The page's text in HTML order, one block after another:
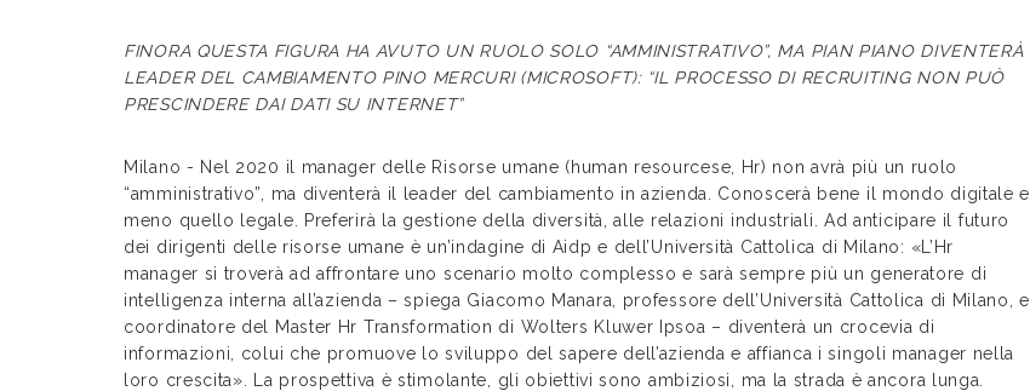
FINORA QUESTA FIGURA HA AVUTO UN RUOLO SOLO “AMMINISTRATIVO”, MA PIAN PIANO DIVENTERÀ
LEADER DEL CAMBIAMENTO PINO MERCURI (MICROSOFT): “IL PROCESSO DI RECRUITING NON PUÒ
PRESCINDERE DAI DATI SU INTERNET”
Milano - Nel 2020 il manager delle Risorse umane (human resourcese, Hr) non avrà più un ruolo
“amministrativo”, ma diventerà il leader del cambiamento in azienda. Conoscerà bene il mondo digitale e
meno quello legale. Preferirà la gestione della diversità, alle relazioni industriali. Ad anticipare il futuro
dei dirigenti delle risorse umane è un’indagine di Aidp e dell’Università Cattolica di Milano: «L’Hr
manager si troverà ad affrontare uno scenario molto complesso e sarà sempre più un generatore di
intelligenza interna all’azienda – spiega Giacomo Manara, professore dell’Università Cattolica di Milano, e
coordinatore del Master Hr Transformation di Wolters Kluwer Ipsoa – diventerà un crocevia di
informazioni, colui che promuove lo sviluppo del sapere dell’azienda e affianca i singoli manager nella
loro crescita». La prospettiva è stimolante, gli obiettivi sono ambiziosi, ma la strada è ancora lunga.